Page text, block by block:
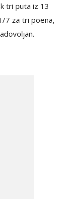
tri puta iz 13
7 za tri poena,